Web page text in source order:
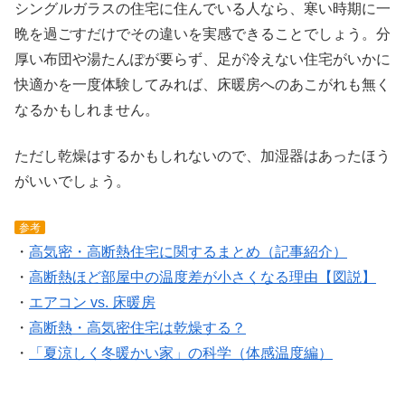
シングルガラスの住宅に住んでいる人なら、寒い時期に一
晩を過ごすだけでその違いを実感できることでしょう。分
厚い布団や湯たんぽが要らず、足が冷えない住宅がいかに
快適かを一度体験してみれば、床暖房へのあこがれも無く
なるかもしれません。
ただし乾燥はするかもしれないので、加湿器はあったほう
がいいでしょう。
参考
・ 高気密・高断熱住宅に関するまとめ（記事紹介）
・ 高断熱ほど部屋中の温度差が小さくなる理由【図説】
・ エアコン vs. 床暖房
・ 高断熱・高気密住宅は乾燥する？
・
「夏涼しく冬暖かい家」の科学（体感温度編）